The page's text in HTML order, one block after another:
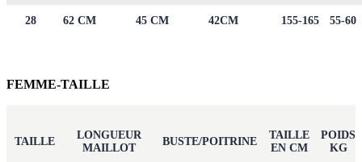
28 62 CM 45 CM 42CM 155-165 55-60
FEMME-TAILLE
TAILLE
LONGUEUR
MAILLOT
BUSTE/POITRINE
TAILLE
EN CM
POIDS
KG